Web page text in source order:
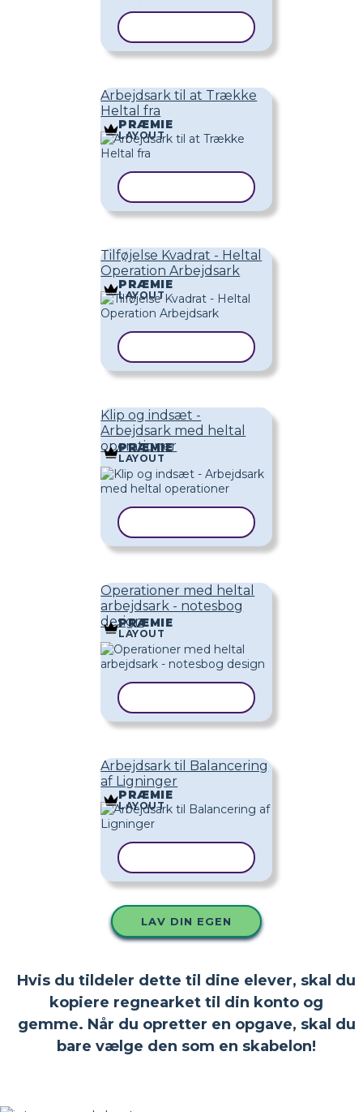
Arbejdsark til at Trække
Heltal fra
PRÆMIE
LAYOUT
Tilføjelse Kvadrat - Heltal
Operation Arbejdsark
PRÆMIE
LAYOUT
Klip og indsæt -
Arbejdsark med heltal
operationer
PRÆMIE
LAYOUT
Operationer med heltal
arbejdsark - notesbog
design
PRÆMIE
LAYOUT
Arbejdsark til Balancering
af Ligninger
PRÆMIE
LAYOUT
LAV DIN EGEN
Hvis du tildeler dette til dine elever, skal du
kopiere regnearket til din konto og
gemme. Når du opretter en opgave, skal du
bare vælge den som en skabelon!